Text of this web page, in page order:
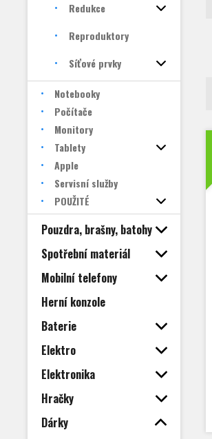
Redukce
Reproduktory
Síťové prvky
Notebooky
Počítače
Monitory
Tablety
Apple
Servisní služby
POUŽITÉ
Pouzdra, brašny, batohy
Spotřební materiál
Mobilní telefony
Herní konzole
Baterie
Elektro
Elektronika
Hračky
Dárky